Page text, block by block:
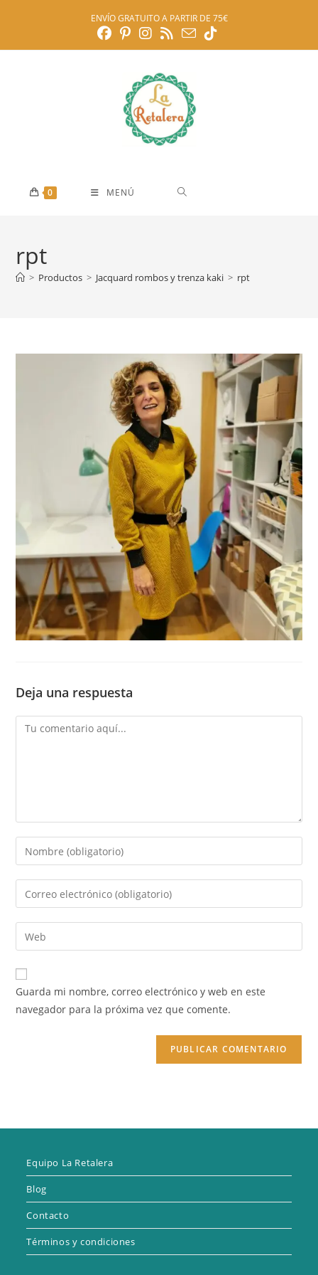
ENVÍO GRATUITO A PARTIR DE 75€
0 MENÚ
rpt
> Productos > Jacquard rombos y trenza kaki > rpt
Deja una respuesta
Comentario
Introduce
tu
nombre
de
usuario
para
comentar
Introduce
tu
dirección
de
electrónico
para
comentar
Introduce
la
URL
de
Guarda mi nombre, correo electrónico y web en este
navegador para la próxima vez que comente.
Equipo La Retalera
Blog
Contacto
Términos y condiciones